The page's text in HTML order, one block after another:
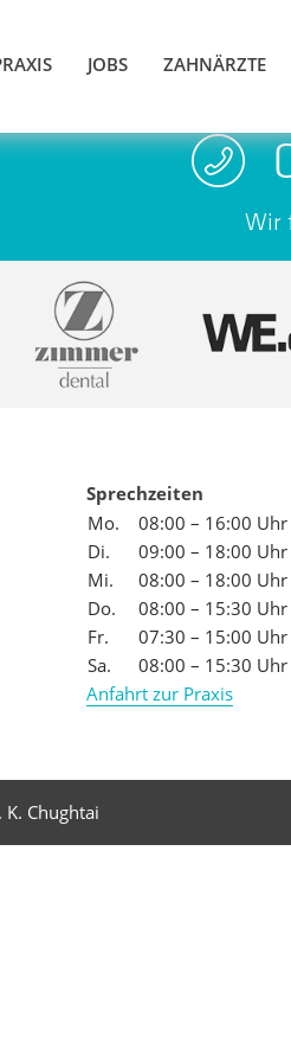
JOBS ZAHNÄRZTE
Wir
Sprechzeiten
Mo.
08:00 – 16:00 Uhr
Di.
09:00 – 18:00 Uhr
Mi.
08:00 – 18:00 Uhr
Do.
08:00 – 15:30 Uhr
Fr.
07:30 – 15:00 Uhr
Sa.
08:00 – 15:30 Uhr
Anfahrt zur Praxis
Chughtai